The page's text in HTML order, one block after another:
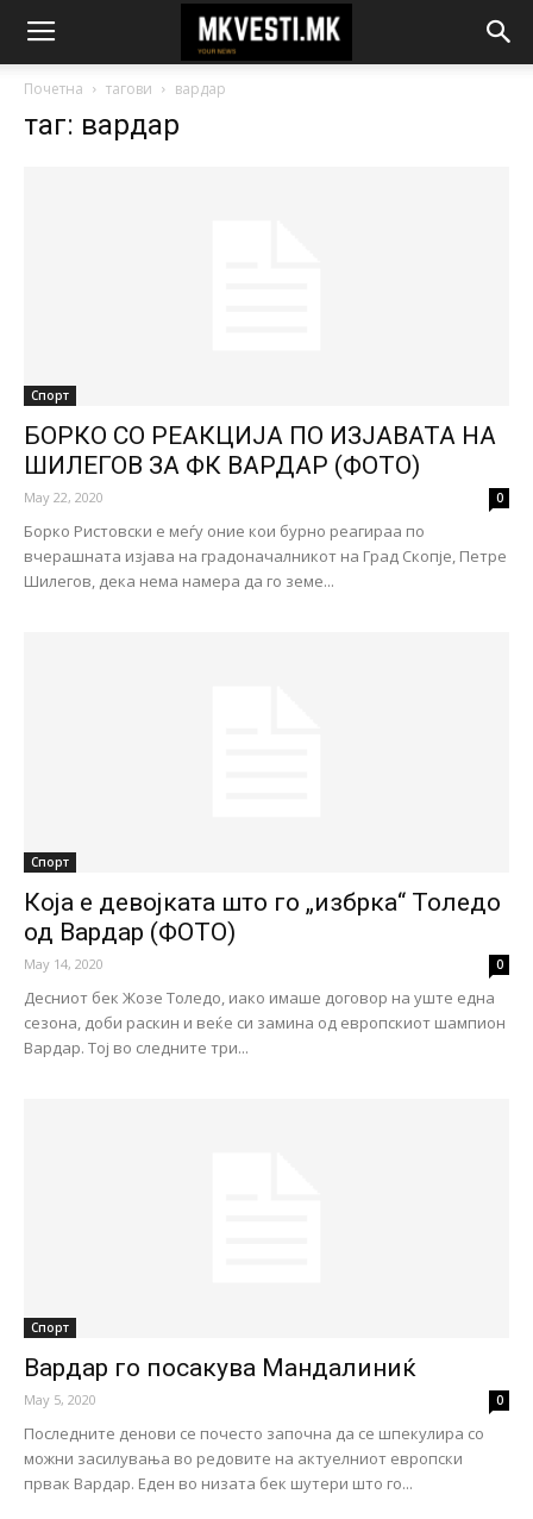
Почетна тагови вардар
таг: вардар
Спорт
БОРКО СО РЕАКЦИЈА ПО ИЗЈАВАТА НА
ШИЛЕГОВ ЗА ФК ВАРДАР (ФОТО)
May 22, 2020 0
Борко Ристовски е меѓу оние кои бурно реагираа по
вчерашната изјава на градоначалникот на Град Скопје, Петре
Шилегов, дека нема намера да го земе...
Спорт
Која е девојката што го „избрка“ Толедо
од Вардар (ФОТО)
May 14, 2020 0
Десниот бек Жозе Толедо, иако имаше договор на уште една
сезона, доби раскин и веќе си замина од европскиот шампион
Вардар. Тој во следните три...
Спорт
Вардар го посакува Мандалиниќ
May 5, 2020 0
Последните денови се почесто започна да се шпекулира со
можни засилувања во редовите на актуелниот европски
првак Вардар. Еден во низата бек шутери што го...